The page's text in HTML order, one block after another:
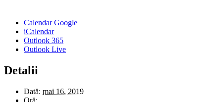
Calendar Google
iCalendar
Outlook 365
Outlook Live
Detalii
Dată: mai 16, 2019
Oră: